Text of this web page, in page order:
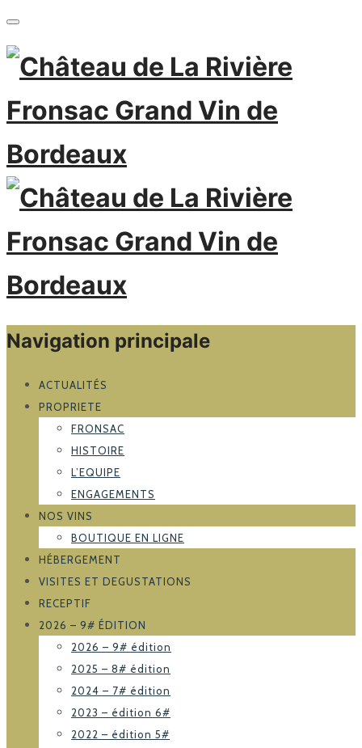
Navigation principale
ACTUALITÉS
PROPRIETE
FRONSAC
HISTOIRE
L’EQUIPE
ENGAGEMENTS
NOS VINS
BOUTIQUE EN LIGNE
HÉBERGEMENT
VISITES ET DEGUSTATIONS
RECEPTIF
2026 – 9# ÉDITION
2026 – 9# édition
2025 – 8# édition
2024 – 7# édition
2023 – édition 6#
2022 – édition 5#